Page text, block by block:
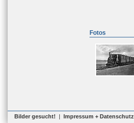
Fotos
Bilder gesucht! | Impressum + Datenschutz